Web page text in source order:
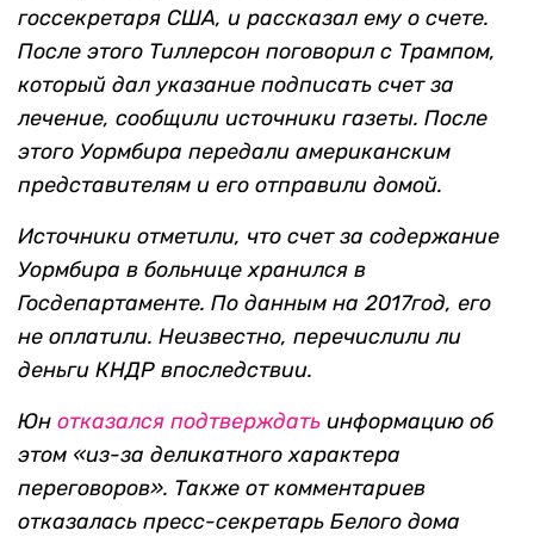
госсекретаря США, и рассказал ему о счете.
После этого Тиллерсон поговорил с Трампом,
который дал указание подписать счет за
лечение, сообщили источники газеты. После
этого Уормбира передали американским
представителям и его отправили домой.
Источники отметили, что счет за содержание
Уормбира в больнице хранился в
Госдепартаменте. По данным на 2017год, его
не оплатили. Неизвестно, перечислили ли
деньги КНДР впоследствии.
Юн отказался подтверждать информацию об
этом «из-за деликатного характера
переговоров». Также от комментариев
отказалась пресс-секретарь Белого дома